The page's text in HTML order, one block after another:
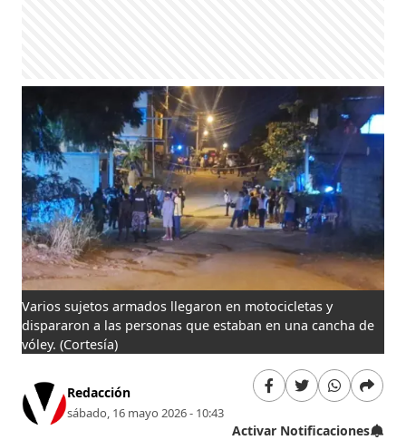
Varios sujetos armados llegaron en motocicletas y
dispararon a las personas que estaban en una cancha de
vóley. (Cortesía)
Redacción
sábado, 16 mayo 2026 - 10:43
Activar Notificaciones